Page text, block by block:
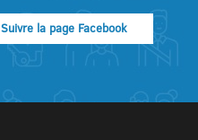
Suivre la page Facebook